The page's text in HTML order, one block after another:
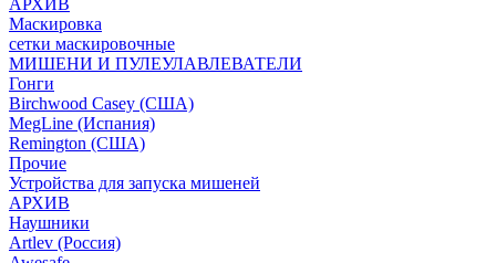
АРХИВ
Маскировка
сетки маскировочные
МИШЕНИ И ПУЛЕУЛАВЛЕВАТЕЛИ
Гонги
Birchwood Casey (США)
MegLine (Испания)
Remington (США)
Прочие
Устройства для запуска мишеней
АРХИВ
Наушники
Artlev (Россия)